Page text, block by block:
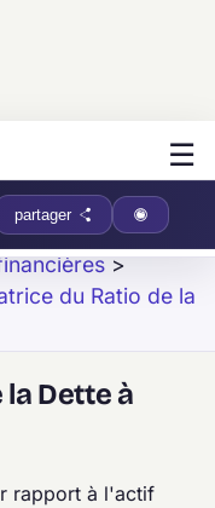
☰
partager
>
du Ratio de la
Dette à
rapport à l'actif